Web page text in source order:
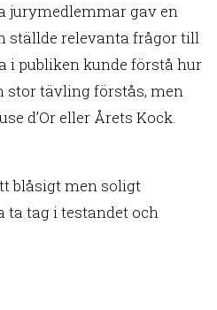
jurymedlemmar gav en
ställde relevanta frågor till
i publiken kunde förstå hur
stor tävling förstås, men
d’Or eller Årets Kock.
blåsigt men soligt
ta tag i testandet och